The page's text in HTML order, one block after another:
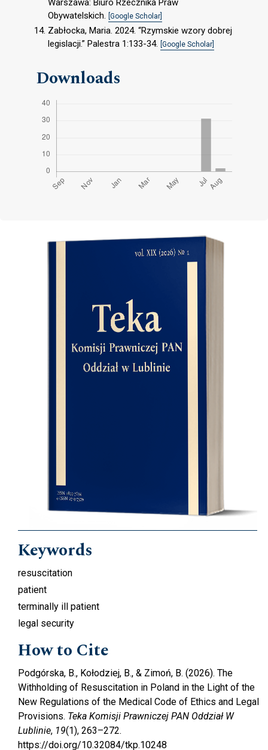
Obywatelskich.
[Google Scholar]
Zabłocka, Maria. 2024. “Rzymskie wzory dobrej
legislacji.” Palestra 1:133-34. [Google Scholar]
Downloads
Keywords
resuscitation
patient
terminally ill patient
legal security
How to Cite
Podgórska, B., Kołodziej, B., & Zimoń, B. (2026). The
Withholding of Resuscitation in Poland in the Light of the
New Regulations of the Medical Code of Ethics and Legal
Provisions. Teka Komisji Prawniczej PAN Oddział W
Lublinie, 19(1), 263–272.
https://doi.org/10.32084/tkp.10248